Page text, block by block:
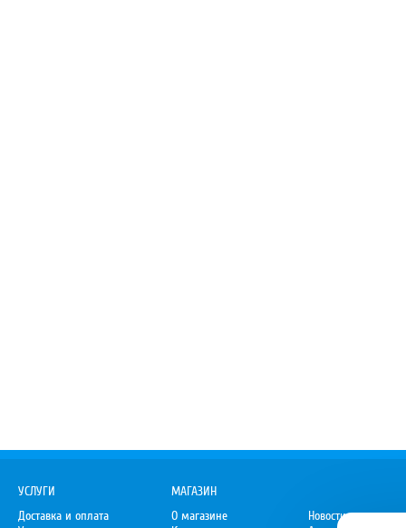
УСЛУГИ
Доставка и оплата
МАГАЗИН
О магазине
Новости